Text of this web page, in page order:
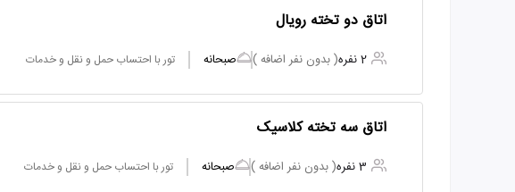
اتاق دو تخته رویال
2 نفره ( بدون نفر اضافه ) صبحانه تور با احتساب حمل و نقل و خدمات
اتاق سه تخته کلاسیک
3 نفره ( بدون نفر اضافه ) صبحانه تور با احتساب حمل و نقل و خدمات